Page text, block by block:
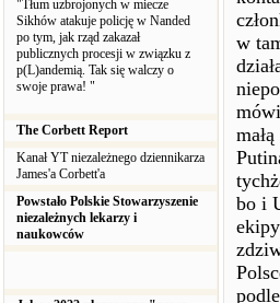
"Tłum uzbrojonych w miecze
Sikhów atakuje policję w Nanded
po tym, jak rząd zakazał
publicznych procesji w związku z
p(L)andemią. Tak się walczy o
swoje prawa! "
The Corbett Report
Kanał YT niezależnego dziennikarza
James'a Corbett'a
Powstało Polskie Stowarzyszenie
niezależnych lekarzy i
naukowców
w
bo i